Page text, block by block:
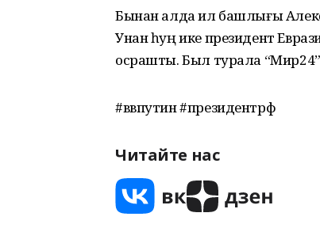
Бынан алда ил башлығы
Унан һуң ике президент
осрашты. Был турала
#ввпутин #президентрф
Читайте нас